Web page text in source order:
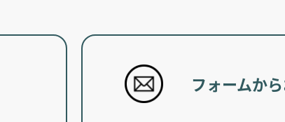
フォームか